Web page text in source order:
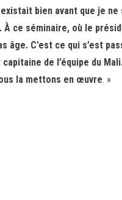
bien avant que je ne
À ce séminaire, où le
âge. C’est ce qui s’est
de l’équipe du
la mettons en œuvre. »